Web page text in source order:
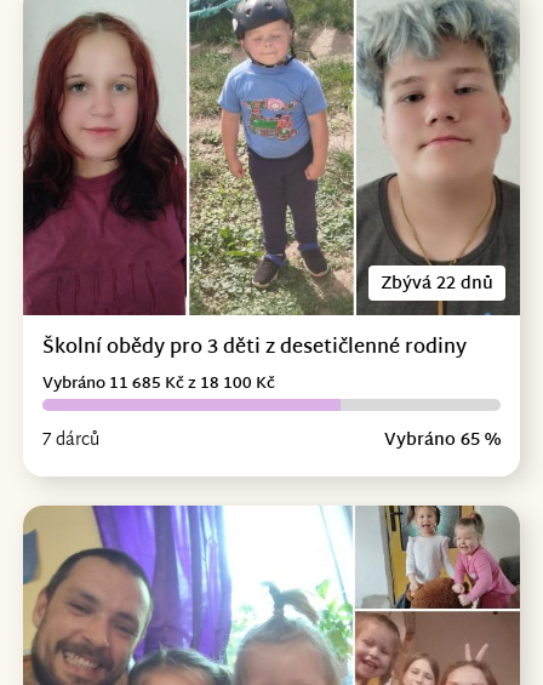
Zbývá 22 dnů
Školní obědy pro 3 děti z desetičlenné rodiny
7 dárců Vybráno 65 %
Vybráno 11 685 Kč z 18 100 Kč